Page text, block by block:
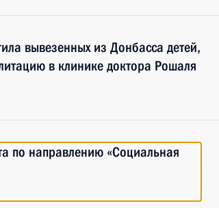
вывезенных из Донбасса детей,
в клинике доктора Рошаля
по направлению «Социальная